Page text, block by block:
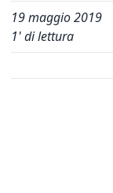
19 maggio 2019
1' di lettura